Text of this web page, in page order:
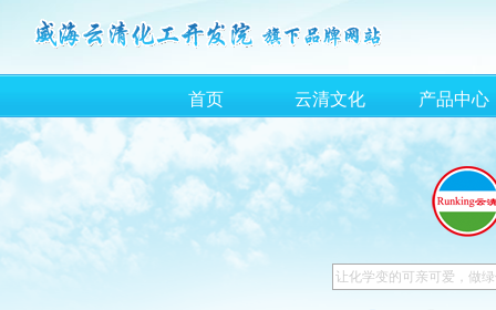
首页 云清文化 产品中心